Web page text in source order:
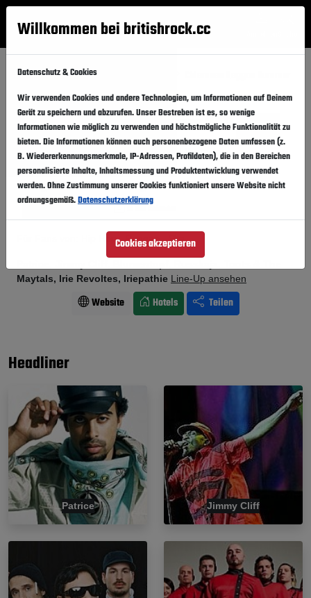
Menü
Startseite Festivals
2011
Chiemsee Reggae Summer 2011 Folgen
Deutschland, Chiemsee, Übersee
Freitag, 26.08.2011-Sonntag,28.08.2011
Vergangener Event
Für Fans von: Hip Hop . Reggae . Ska
Maytals, Irie Revoltes, Iriepathie Line-Up ansehen
Website Hotels Teilen
Headliner
Patrice Jimmy Cliff
Willkommen bei britishrock.cc
Datenschutz & Cookies
Wir verwenden Cookies und andere Technologien, um Informationen auf Deinem
Gerät zu speichern und abzurufen. Unser Bestreben ist es, so wenige
Informationen wie möglich zu verwenden und höchstmögliche Funktionalität zu
bieten. Die Informationen können auch personenbezogene Daten umfassen (z.
B. Wiedererkennungsmerkmale, IP-Adressen, Profildaten), die in den Bereichen
personalisierte Inhalte, Inhaltsmessung und Produktentwicklung verwendet
werden. Ohne Zustimmung unserer Cookies funktioniert unsere Website nicht
ordnungsgemäß.Datenschutzerklärung
Cookies akzeptieren